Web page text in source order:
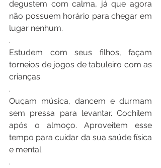
degustem com calma, já que agora
não possuem horário para chegar em
lugar nenhum.
.
Estudem com seus filhos, façam
torneios de jogos de tabuleiro com as
crianças.
.
Ouçam música, dancem e durmam
sem pressa para levantar. Cochilem
após o almoço. Aproveitem esse
tempo para cuidar da sua saúde física
e mental.
.